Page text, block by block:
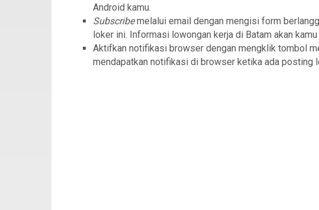
Android kamu.
Subscribemelalui email dengan mengisi form
loker ini. Informasi lowongan kerja di Batam akan
Aktifkan notifikasi browser dengan mengklik tombol
mendapatkan notifikasi di browser ketika ada posting